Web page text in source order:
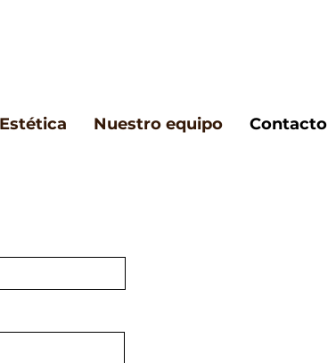
Nuestro equipo Contacto